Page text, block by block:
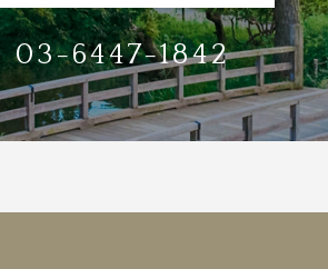
03-6447-1842